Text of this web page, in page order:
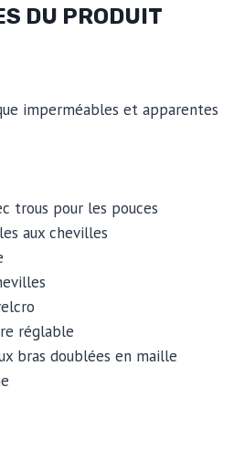
DU PRODUIT
imperméables et apparentes
trous pour les pouces
aux chevilles
réglable
bras doublées en maille